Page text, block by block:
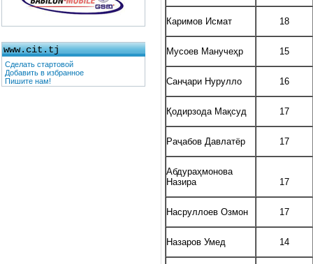
www.cit.tj
Сделать стартовой
Добавить в избранное
Пишите нам!
Каримов Исмат 18
Мусоев Манучеҳр 15
Санҷари Нурулло 16
Қодирзода Мақсуд 17
Раҷабов Давлатёр 17
Абдураҳмонова
Назира
17
Насруллоев Озмон 17
Назаров Умед 14